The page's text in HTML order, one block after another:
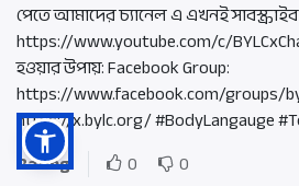
পেতে আমাদের চ্যানেল এ এখনই
https://www.youtube.com/c/
হওয়ার উপায়: Facebook Group:
https://www.facebook.com/groups/
https://x.bylc.org/ #BodyLangauge
Rating
0 0